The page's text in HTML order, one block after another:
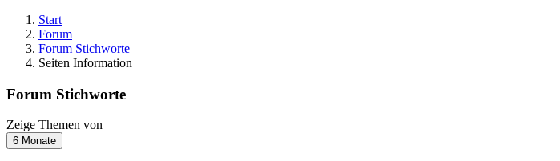
Start
Forum
Forum Stichworte
Seiten Information
Forum Stichworte
Zeige Themen von
6 Monate